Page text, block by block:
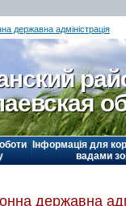
державна адміністрація
Інформація для
вадами
державна